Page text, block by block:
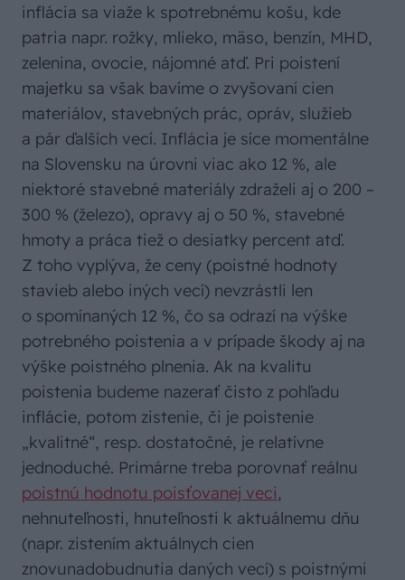
inflácia sa viaže k spotrebnému košu, kde
patria napr. rožky, mlieko, mäso, benzín, MHD,
zelenina, ovocie, nájomné atď. Pri poistení
majetku sa však bavíme o zvyšovaní cien
materiálov, stavebných prác, opráv, služieb
a pár ďalších vecí. Inflácia je síce momentálne
na Slovensku na úrovni viac ako 12 %, ale
niektoré stavebné materiály zdraželi aj o 200 –
300 % (železo), opravy aj o 50 %, stavebné
hmoty a práca tiež o desiatky percent atď.
Z toho vyplýva, že ceny (poistné hodnoty
stavieb alebo iných vecí) nevzrástli len
o spomínaných 12 %, čo sa odrazí na výške
potrebného poistenia a v prípade škody aj na
výške poistného plnenia. Ak na kvalitu
poistenia budeme nazerať čisto z pohľadu
inflácie, potom zistenie, či je poistenie
„kvalitné“, resp. dostatočné, je relatívne
jednoduché. Primárne treba porovnať reálnu
poistnú hodnotu poisťovanej veci,
nehnuteľnosti, hnuteľnosti k aktuálnemu dňu
(napr. zistením aktuálnych cien
znovunadobudnutia daných vecí) s poistnými